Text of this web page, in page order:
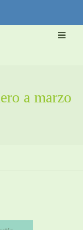
a marzo